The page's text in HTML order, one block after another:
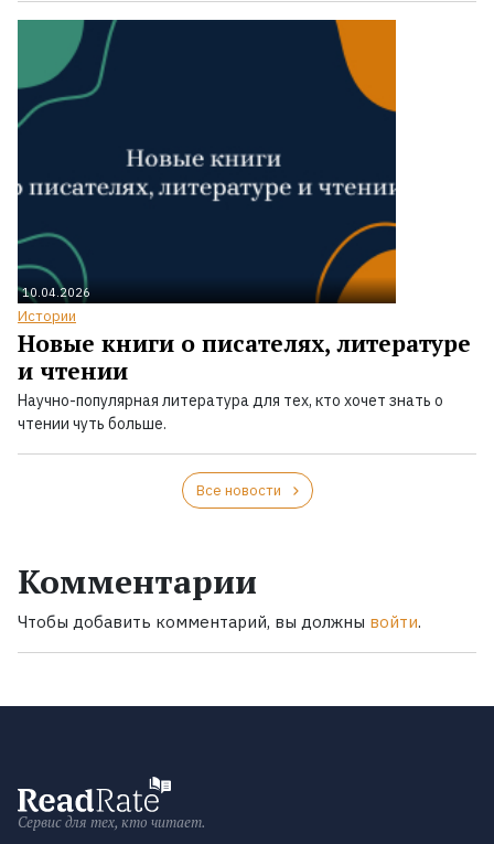
10.04.2026
Истории
Новые книги о писателях, литературе
и чтении
Научно-популярная литература для тех, кто хочет знать о
чтении чуть больше.
Все новости
Комментарии
Чтобы добавить комментарий, вы должны войти.
Сервис для тех, кто читает.